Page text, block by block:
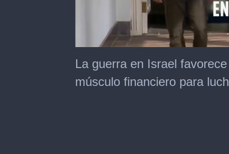
of
1
minute,
45
La guerra en Israel
músculo financiero para